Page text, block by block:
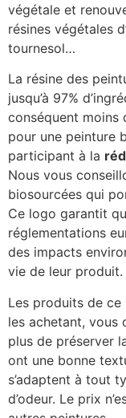
végétale et
résines végétales
tournesol…
La résine des
jusqu’à 97%
conséquent moins
pour une peinture
participant à la
Nous vous
biosourcées qui
Ce logo garantit
réglementations
des impacts
vie de leur produit.
Les produits de ce
les achetant, vous
plus de préserver
ont une bonne
s’adaptent à tout
d’odeur. Le prix